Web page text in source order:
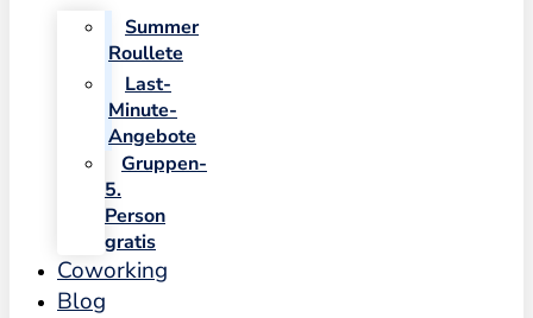
Summer
Roullete
Last-
Minute-
Angebote
Gruppen-
5.
Person
gratis
Coworking
Blog